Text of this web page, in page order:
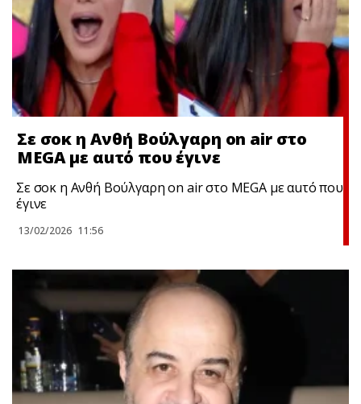
Σε σoκ η Ανθή Βούλγαρη on air στο
MEGA με αuτό που έγινε
Σε σoκ η Ανθή Βούλγαρη on air στο MEGA με αuτό που
έγινε
13/02/2026 11:56